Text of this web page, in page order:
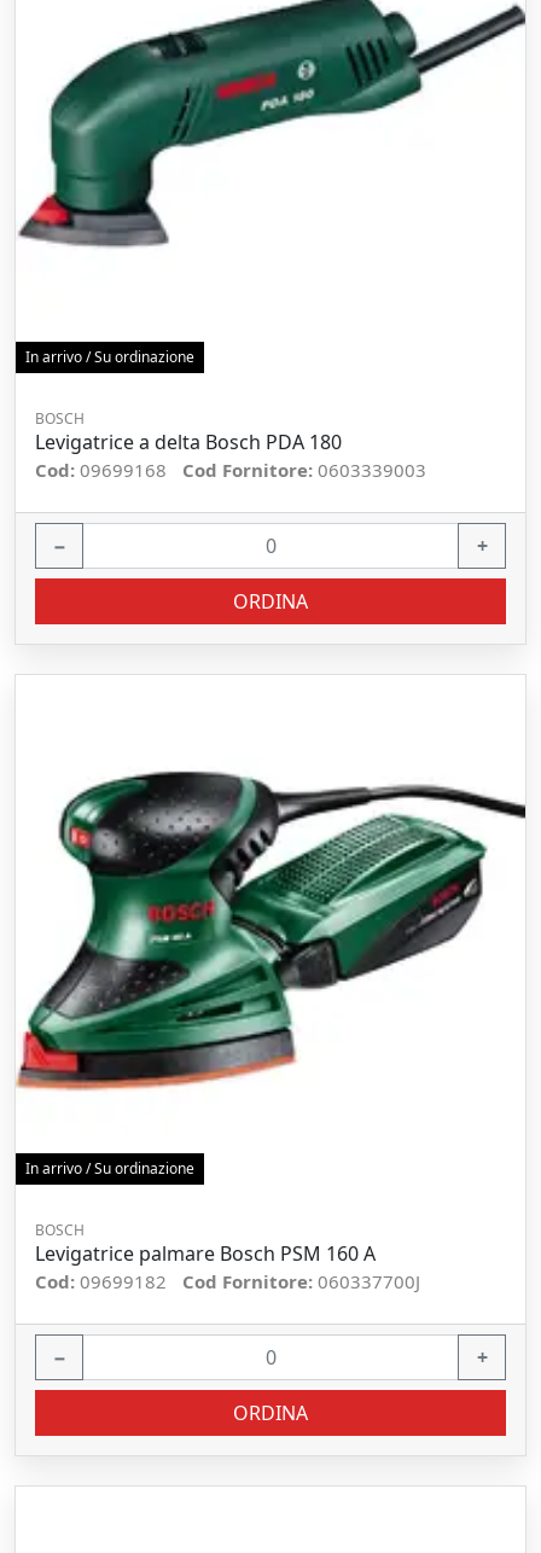
In arrivo / Su ordinazione
BOSCH
Levigatrice a delta Bosch PDA 180
Cod: 09699168 Cod Fornitore: 0603339003
− +
ORDINA
In arrivo / Su ordinazione
BOSCH
Levigatrice palmare Bosch PSM 160 A
Cod: 09699182 Cod Fornitore: 060337700J
− +
ORDINA